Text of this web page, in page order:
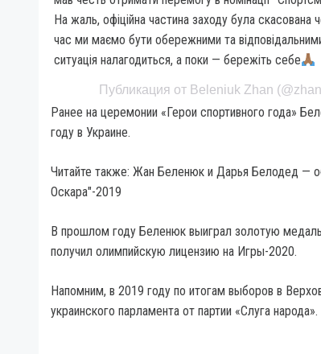
На жаль, офіційна частина заходу була скасована
час ми маємо бути обережними та
ситуація налагодиться, а поки — бережіть себе
Публикация от Beleniuk Zhan
Ранее на церемонии «Герои спортивного года»
году в Украине.
Читайте также: Жан Беленюк и Дарья Белодед —
Оскара"-2019
В прошлом году Беленюк выиграл золотую
получил олимпийскую лицензию на Игры-2020.
Напомним, в 2019 году по итогам выборов в
украинского парламента от партии «Слуга народа».